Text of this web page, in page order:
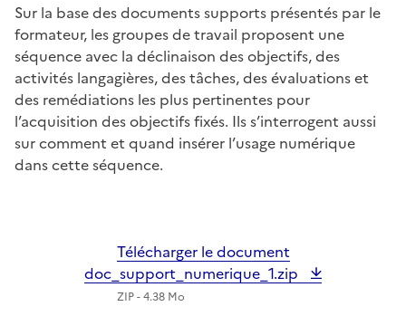
Sur la base des documents supports présentés par le
formateur, les groupes de travail proposent une
séquence avec la déclinaison des objectifs, des
activités langagières, des tâches, des évaluations et
des remédiations les plus pertinentes pour
l’acquisition des objectifs fixés. Ils s’interrogent aussi
sur comment et quand insérer l’usage numérique
dans cette séquence.
Télécharger le document
doc_support_numerique_1.zip
ZIP - 4.38 Mo